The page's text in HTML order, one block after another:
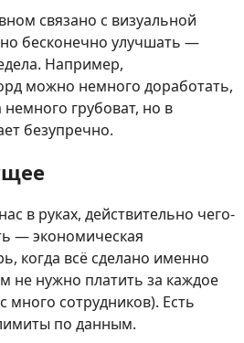
связано с визуальной
бесконечно улучшать —
Например,
можно немного доработать,
грубоват, но в
безупречно.
в руках, действительно чего-
— экономическая
когда всё сделано именно
не нужно платить за каждое
много сотрудников). Есть
по данным.